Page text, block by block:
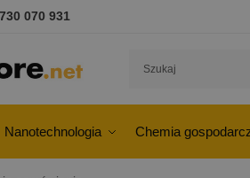
730 070 931
Nanotechnologia Chemia